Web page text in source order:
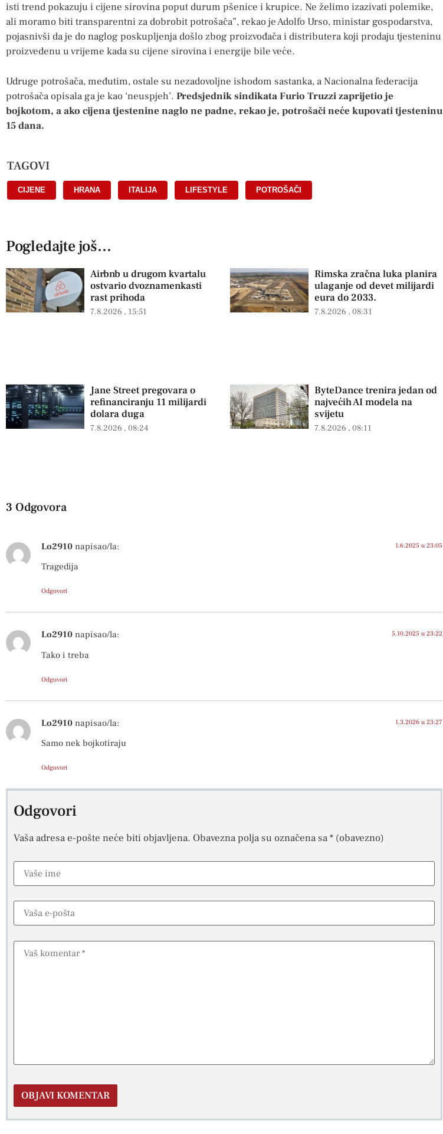
isti trend pokazuju i cijene sirovina poput durum pšenice i krupice. Ne želimo izazivati ​​polemike,
ali moramo biti transparentni za dobrobit potrošača”, rekao je Adolfo Urso, ministar gospodarstva,
pojasnivši da je do naglog poskupljenja došlo zbog proizvođača i distributera koji prodaju tjesteninu
proizvedenu u vrijeme kada su cijene sirovina i energije bile veće.
Udruge potrošača, međutim, ostale su nezadovoljne ishodom sastanka, a Nacionalna federacija
potrošača opisala ga je kao ‘neuspjeh’. Predsjednik sindikata Furio Truzzi zaprijetio je
bojkotom, a ako cijena tjestenine naglo ne padne, rekao je, potrošači neće kupovati tjesteninu
15 dana.
TAGOVI
CIJENE HRANA ITALIJA LIFESTYLE POTROŠAČI
Pogledajte još...
Airbnb u drugom kvartalu
ostvario dvoznamenkasti
rast prihoda
7.8.2026 15:51
Rimska zračna luka planira
ulaganje od devet milijardi
eura do 2033.
7.8.2026 08:31
Jane Street pregovara o
refinanciranju 11 milijardi
dolara duga
7.8.2026 08:24
ByteDance trenira jedan od
najvećih AI modela na
svijetu
7.8.2026 08:11
3 Odgovora
Lo2910 napisao/la: 1.6.2025 u 23:05
Tragedija
Odgovori
Lo2910 napisao/la: 5.10.2025 u 23:22
Tako i treba
Odgovori
Lo2910 napisao/la: 1.3.2026 u 23:27
Samo nek bojkotiraju
Odgovori
Odgovori
Vaša adresa e-pošte neće biti objavljena. Obavezna polja su označena sa* (obavezno)